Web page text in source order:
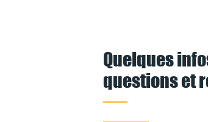
Quelques
questions et